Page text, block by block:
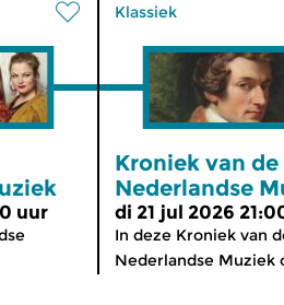
uur
Klassiek
Kroniek van de
Nederlandse
di 21 jul 2026
In deze Kroniek van
Nederlandse Muziek